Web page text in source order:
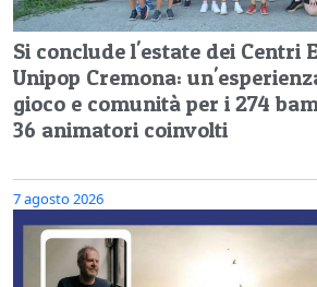
Si conclude l'estate dei Centri
Unipop Cremona:
gioco e comunità per i 274
36 animatori coinvolti
7 agosto 2026